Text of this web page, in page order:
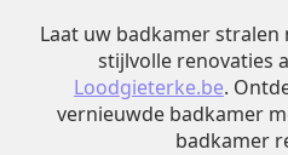
Laat uw badkamer
stijlvolle renovaties
Loodgieterke.be.
vernieuwde badkamer
badkamer